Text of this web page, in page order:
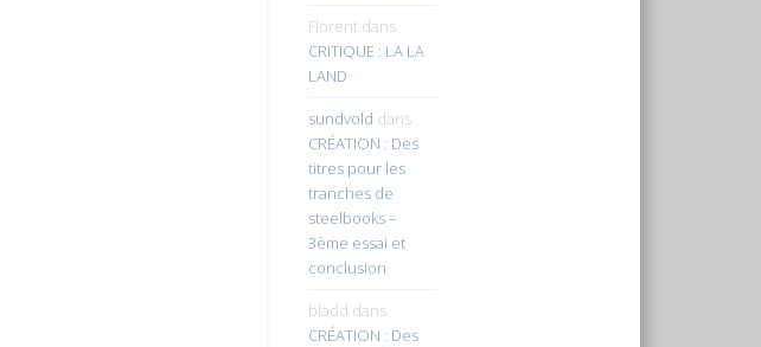
Florentdans
CRITIQUE : LA LA
LAND
sundvold dans
CRÉATION : Des
titres pour les
tranches de
steelbooks –
3ème essai et
conclusion
bladd dans
CRÉATION : Des